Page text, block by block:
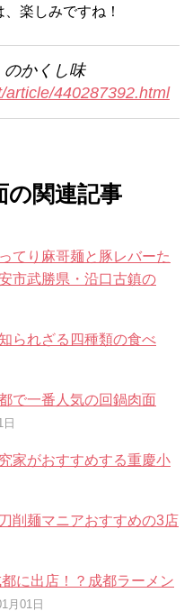
楽しみですね！
のかくし味
440287392.html
の関連記事
てり麻哥麺と豚レバーた
市武勝県・沿口古鎮の
られざる四種類の食べ
で一番人気の回鍋肉面
日
家がおすすめする重慶小
削麺マニアおすすめの3店
に出店！？成都ラーメン
月01日